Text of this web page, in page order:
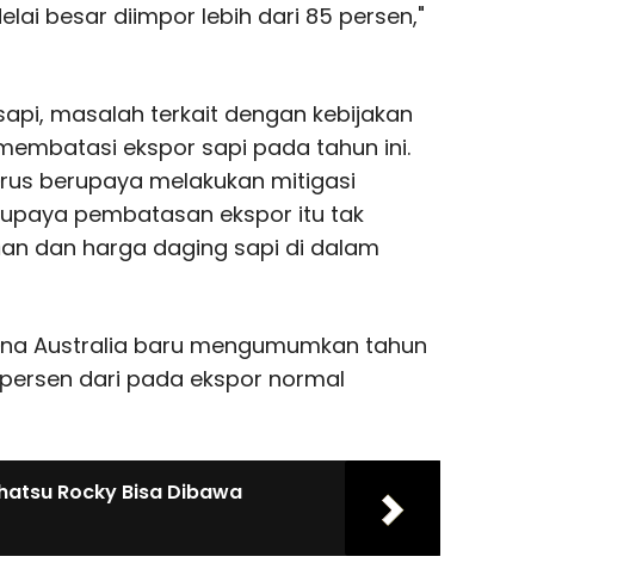
besar diimpor lebih dari 85 persen,"
masalah terkait dengan kebijakan
ekspor sapi pada tahun ini.
berupaya melakukan mitigasi
pembatasan ekspor itu tak
dan harga daging sapi di dalam
Australia baru mengumumkan tahun
dari pada ekspor normal
Rocky Bisa Dibawa